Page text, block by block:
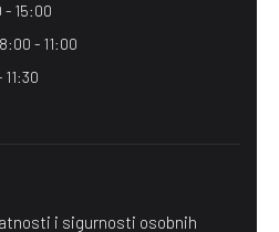
- 15:00
- 11:00
11:30
i sigurnosti osobnih